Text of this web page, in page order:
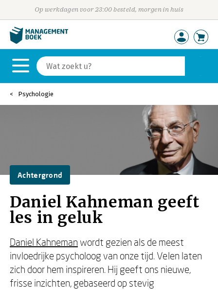
Op werkdagen voor 23:00 besteld, morgen in huis
Psychologie
Achtergrond
Daniel Kahneman geeft
les in geluk
Daniel Kahneman wordt gezien als de meest
invloedrijke psycholoog van onze tijd. Velen laten
zich door hem inspireren. Hij geeft ons nieuwe,
frisse inzichten, gebaseerd op stevig